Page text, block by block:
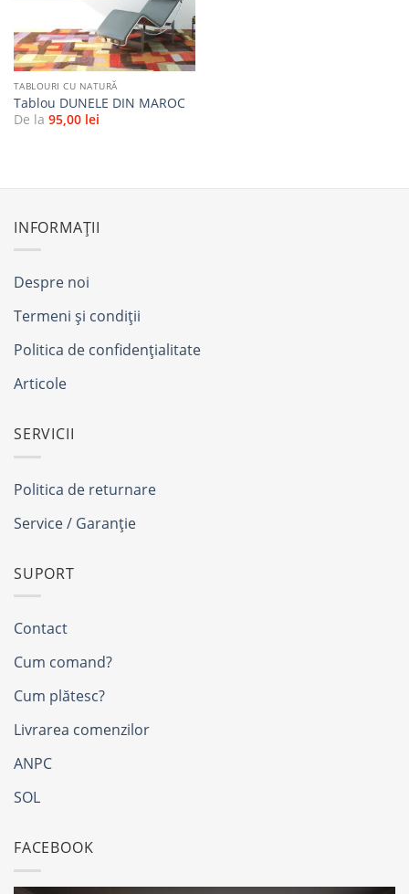
TABLOURI CU NATURĂ
Tablou DUNELE DIN MAROC
De la 95,00 lei
INFORMAȚII
Despre noi
Termeni și condiții
Politica de confidențialitate
Articole
SERVICII
Politica de returnare
Service / Garanție
SUPORT
Contact
Cum comand?
Cum plătesc?
Livrarea comenzilor
ANPC
SOL
FACEBOOK